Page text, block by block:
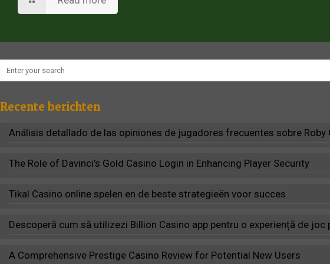
Recente berichten
Análisis detallado de las opiniones de jugadores frecuentes sobre Roby
The Role of Davinci’s Gold Casino Login in Enhancing Player Security
Tikal Casino online spelen en de beste strategieën voor succes
Descoperă cum să utilizezi Billion Casino app pentru o experiență de joc
A Comprehensive Prestige Casino Review for Potential New Users